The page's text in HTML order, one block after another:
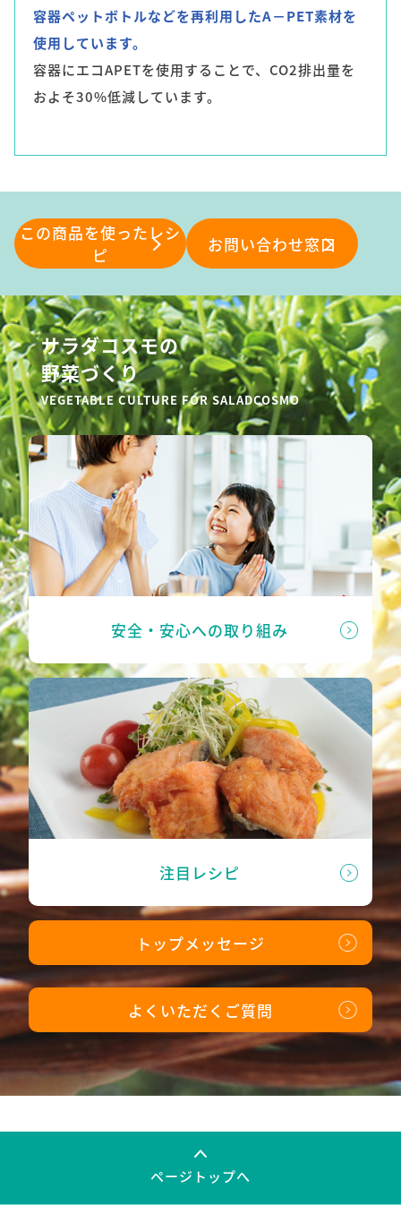
容器ペットボトルなどを再利用したA－PET素材を
使用しています。
容器にエコAPETを使用することで、CO2排出量を
およそ30%低減しています。
この商品を使ったレシ
ピ
お問い合わせ窓⼝
サラダコスモの
野菜づくり
VEGETABLE CULTURE FOR SALADCOSMO
安全・安心への取り組み
注目レシピ
トップメッセージ
よくいただくご質問
ページトップへ